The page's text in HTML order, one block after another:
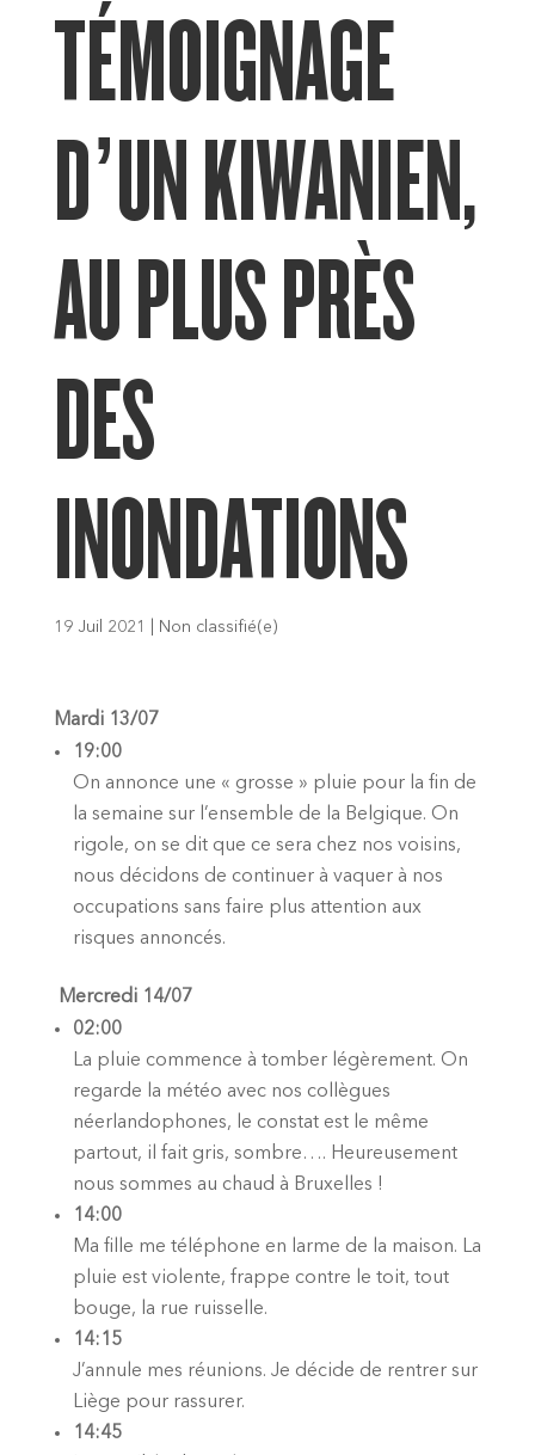
TÉMOIGNAGE
D’UN KIWANIEN,
AU PLUS PRÈS
DES
INONDATIONS
19 Juil 2021 Non classifié(e)
Mardi 13/07
19:00
On annonce une « grosse » pluie pour la fin de
la semaine sur l’ensemble de la Belgique. On
rigole, on se dit que ce sera chez nos voisins,
nous décidons de continuer à vaquer à nos
occupations sans faire plus attention aux
risques annoncés.
Mercredi 14/07
02:00
La pluie commence à tomber légèrement. On
regarde la météo avec nos collègues
néerlandophones, le constat est le même
partout, il fait gris, sombre…. Heureusement
nous sommes au chaud à Bruxelles !
14:00
Ma fille me téléphone en larme de la maison. La
pluie est violente, frappe contre le toit, tout
bouge, la rue ruisselle.
14:15
J’annule mes réunions. Je décide de rentrer sur
Liège pour rassurer.
14:45